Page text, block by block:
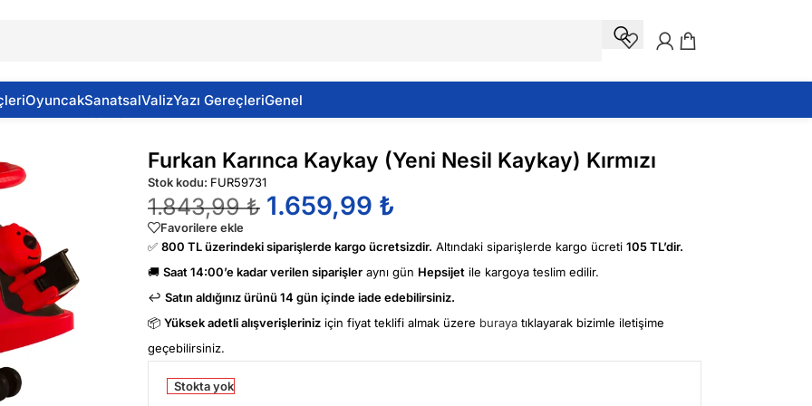
OyuncakSanatsalValizYazı GereçleriGenel
Nesil Kaykay) Kırmızı
Furkan Karınca Kaykay (Yeni Nesil Kaykay) Kırmızı
Stok kodu: FUR59731
1.843,99₺ 1.659,99 ₺
Favorilere ekle
✅ 800 TL üzerindeki siparişlerde kargo ücretsizdir. Altındaki siparişlerde kargo ücreti 105 TL’dir.
🚚 Saat 14:00’e kadar verilen siparişler aynı gün Hepsijet ile kargoya teslim edilir.
↩️ Satın aldığınız ürünü 14 gün içinde iade edebilirsiniz.
📦 Yüksek adetli alışverişleriniz için fiyat teklifi almak üzere buraya tıklayarak bizimle iletişime
geçebilirsiniz.
Stokta yok